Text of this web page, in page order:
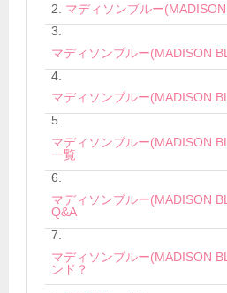
マディソンブルー
マディソンブルー(MADISON
マディソンブルー(MADISON
マディソンブルー(MADISON
一覧
マディソンブルー(MADISON
Q&A
マディソンブルー(MADISON
ンド？